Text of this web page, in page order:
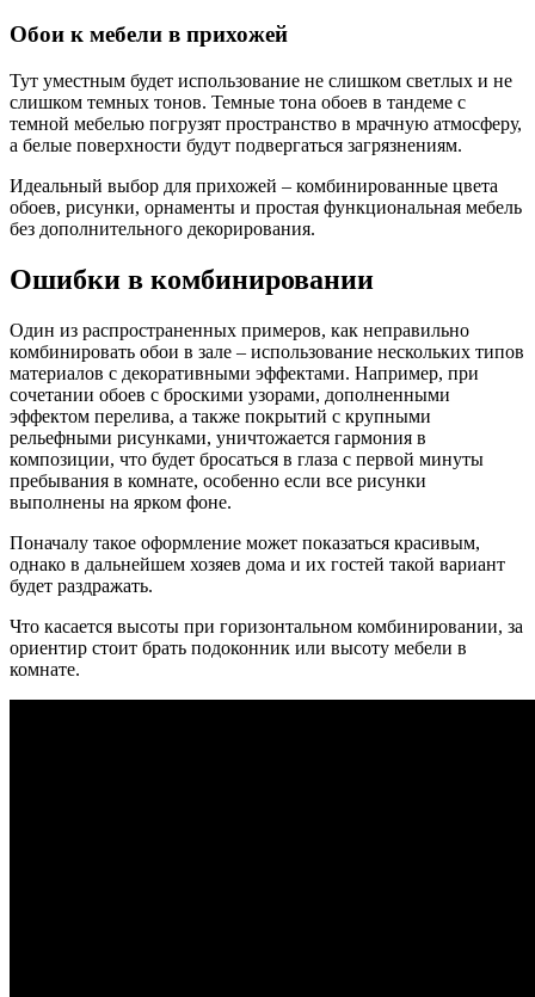
Обои к мебели в прихожей
Тут уместным будет использование не слишком светлых и не
слишком темных тонов. Темные тона обоев в тандеме с
темной мебелью погрузят пространство в мрачную атмосферу,
а белые поверхности будут подвергаться загрязнениям.
Идеальный выбор для прихожей – комбинированные цвета
обоев, рисунки, орнаменты и простая функциональная мебель
без дополнительного декорирования.
Ошибки в комбинировании
Один из распространенных примеров, как неправильно
комбинировать обои в зале – использование нескольких типов
материалов с декоративными эффектами. Например, при
сочетании обоев с броскими узорами, дополненными
эффектом перелива, а также покрытий с крупными
рельефными рисунками, уничтожается гармония в
композиции, что будет бросаться в глаза с первой минуты
пребывания в комнате, особенно если все рисунки
выполнены на ярком фоне.
Поначалу такое оформление может показаться красивым,
однако в дальнейшем хозяев дома и их гостей такой вариант
будет раздражать.
Что касается высоты при горизонтальном комбинировании, за
ориентир стоит брать подоконник или высоту мебели в
комнате.